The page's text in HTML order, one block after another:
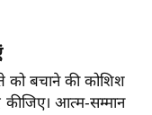
को बचाने की कोशिश
आत्म-सम्मान